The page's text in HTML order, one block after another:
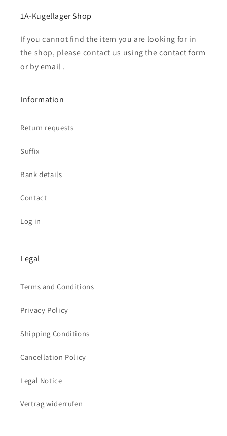
1A-Kugellager Shop
If you cannot find the item you are looking for in
the shop, please contact us using thecontact form
or byemail .
Information
Return requests
Suffix
Bank details
Contact
Log in
Legal
Terms and Conditions
Privacy Policy
Shipping Conditions
Cancellation Policy
Legal Notice
Vertrag widerrufen